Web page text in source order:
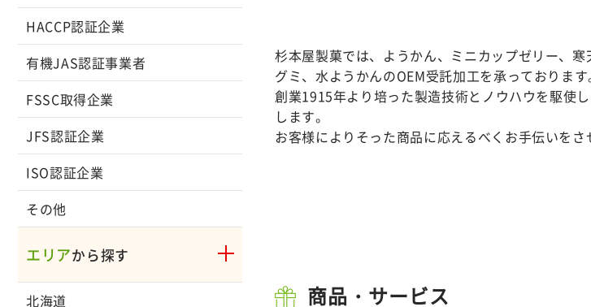
HACCP認証企業
有機JAS認証事業者
FSSC取得企業
JFS認証企業
ISO認証企業
その他
エリアから探す
北海道
杉本屋製菓では、ようかん、ミニカップゼリー、
グミ、水ようかんのOEM受託加工を承っております
創業1915年より培った製造技術とノウハウを駆使
します。
お客様によりそった商品に応えるべくお手伝いをさ
商品・サービス